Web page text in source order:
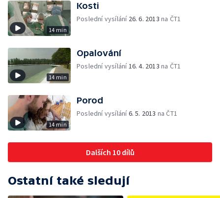
14 min
Kosti
Poslední vysílání 26. 6. 2013 na ČT1
14 min
Opalování
Poslední vysílání16. 4. 2013 na ČT1
14 min
Porod
Poslední vysílání6. 5. 2013 na ČT1
Dalších 10 dílů
Ostatní také sledují